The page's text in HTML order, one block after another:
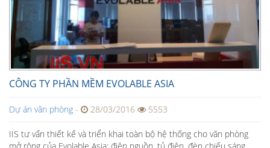
CÔNG TY PHẦN MỀM EVOLABLE ASIA
Dự án văn phòng - 28/03/2016 5553
IIS tư vấn thiết kế và triển khai toàn bộ hệ thống cho văn phòng
mở rộng của Evolable Asia: điện nguồn, tủ điện, đèn chiếu sáng,